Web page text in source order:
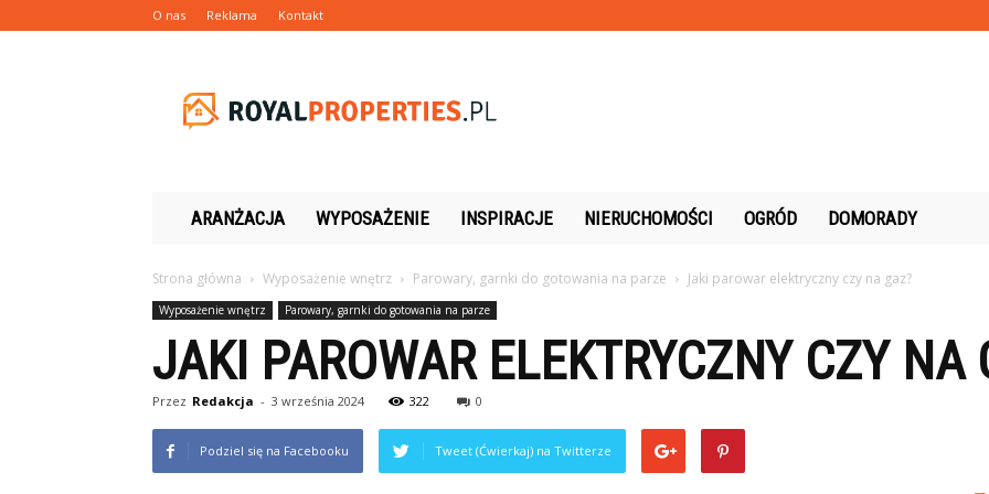
O nas Reklama Kontakt
ARANŻACJA WYPOSAŻENIE INSPIRACJE NIERUCHOMOŚCI OGRÓD DOMORADY
Strona główna Wyposażenie wnętrz Parowary, garnki do gotowania na parze Jaki parowar elektryczny czy na gaz?
Wyposażenie wnętrz Parowary, garnki do gotowania na parze
JAKI PAROWAR ELEKTRYCZNY CZY NA
Przez Redakcja - 3 września 2024 322 0
Podziel się na Facebooku Tweet (Ćwierkaj) na Twitterze